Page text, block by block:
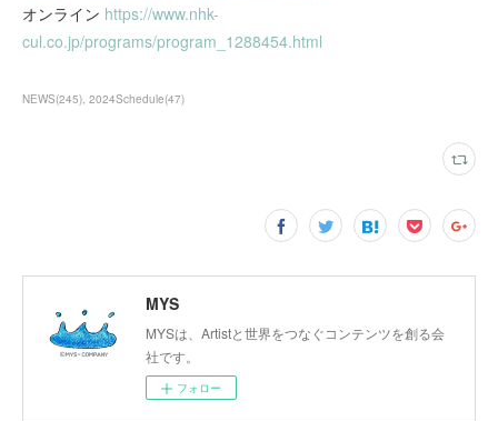
オンライン https://www.nhk-
cul.co.jp/programs/program_1288454.html
NEWS(245) 2024Schedule(47)
MYS
MYSは、Artistと世界をつなぐコンテンツを創る会
社です。
フォロー